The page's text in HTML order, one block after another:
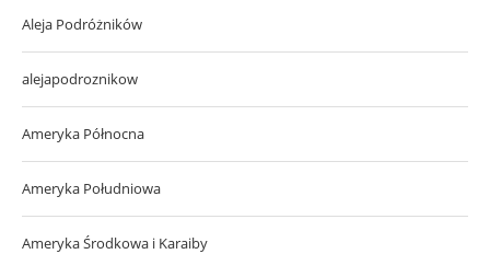
Aleja Podróżników
alejapodroznikow
Ameryka Północna
Ameryka Południowa
Ameryka Środkowa i Karaiby